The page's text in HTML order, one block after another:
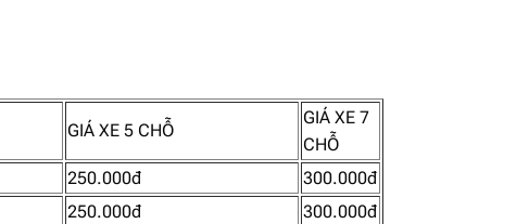
GIÁ XE 5 CHỖ
GIÁ XE 7
CHỖ
250.000đ
300.000đ
250.000đ
300.000đ